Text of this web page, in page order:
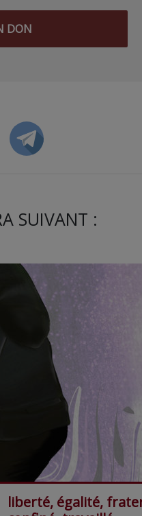
DON
SUIVANT :
liberté, égalité,